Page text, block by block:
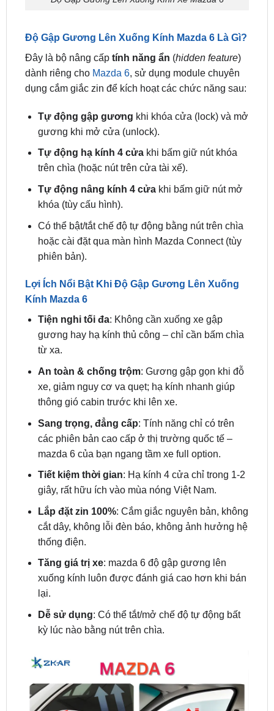
Độ Gập Gương Lên Xuống Kính Mazda 6 Là Gì?
dành riêng choMazda 6, sử dụng module chuyên
dụng cắm giắc zin để kích hoạt các chức năng sau:
Tự động gập gươngkhi khóa cửa (lock) và mở
Tự động hạ kính 4 cửakhi bấm giữ nút khóa
trên chìa (hoặc nút trên cửa tài xế).
Tự động nâng kính 4 cửakhi bấm giữ nút mở
khóa (tùy cấu hình).
Có thể bật/tắt chế độ tự động bằng nút trên chìa
hoặc cài đặt qua màn hình Mazda Connect (tùy
phiên bản).
Lợi Ích Nổi Bật Khi Độ Gập Gương Lên Xuống
Tiện nghi tối đa: Không cần xuống xe gập
gương hay hạ kính thủ công – chỉ cần bấm chìa
từ xa.
An toàn & chống trộm: Gương gập gọn khi đỗ
xe, giảm nguy cơ va quẹt; hạ kính nhanh giúp
thông gió cabin trước khi lên xe.
Sang trọng, đẳng cấp: Tính năng chỉ có trên
các phiên bản cao cấp ở thị trường quốc tế –
mazda 6 của bạn ngang tầm xe full option.
Tiết kiệm thời gian: Hạ kính 4 cửa chỉ trong 1-2
giây, rất hữu ích vào mùa nóng Việt Nam.
Lắp đặt zin 100%: Cắm giắc nguyên bản, không
cắt dây, không lỗi đèn báo, không ảnh hưởng hệ
thống điện.
Tăng giá trị xe : mazda 6 độ gập gương lên
xuống kính luôn được đánh giá cao hơn khi bán
lại.
Dễ sử dụng: Có thể tắt/mở chế độ tự động bất
kỳ lúc nào bằng nút trên chìa.